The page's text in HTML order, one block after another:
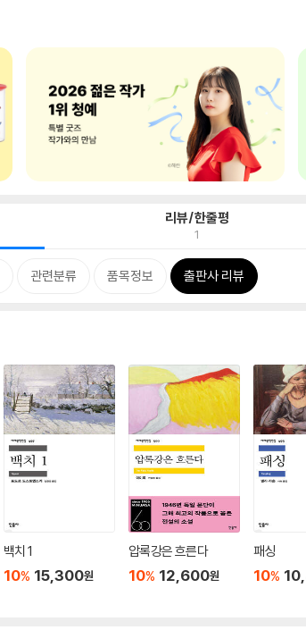
리뷰/한줄평
1
관련분류 품목정보 출판사 리뷰
백치 1
10% 15,300원
압록강은 흐른다
10% 12,600원
패싱
10%